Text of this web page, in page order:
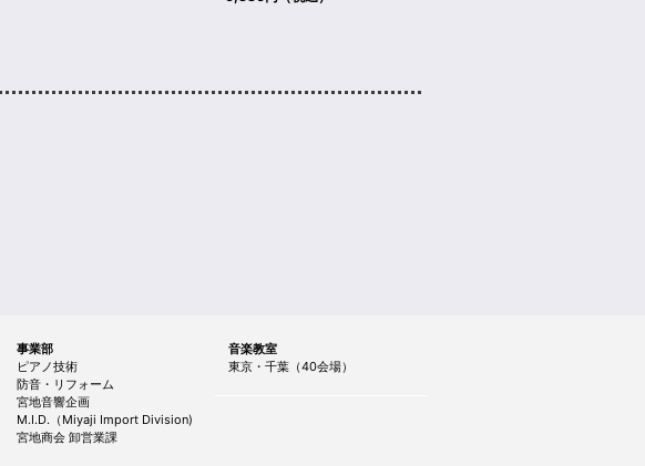
事業部
ピアノ技術
防音・リフォーム
宮地音響企画
M.I.D.（Miyaji Import Division)
宮地商会 卸営業課
音楽教室
東京・千葉（40会場）